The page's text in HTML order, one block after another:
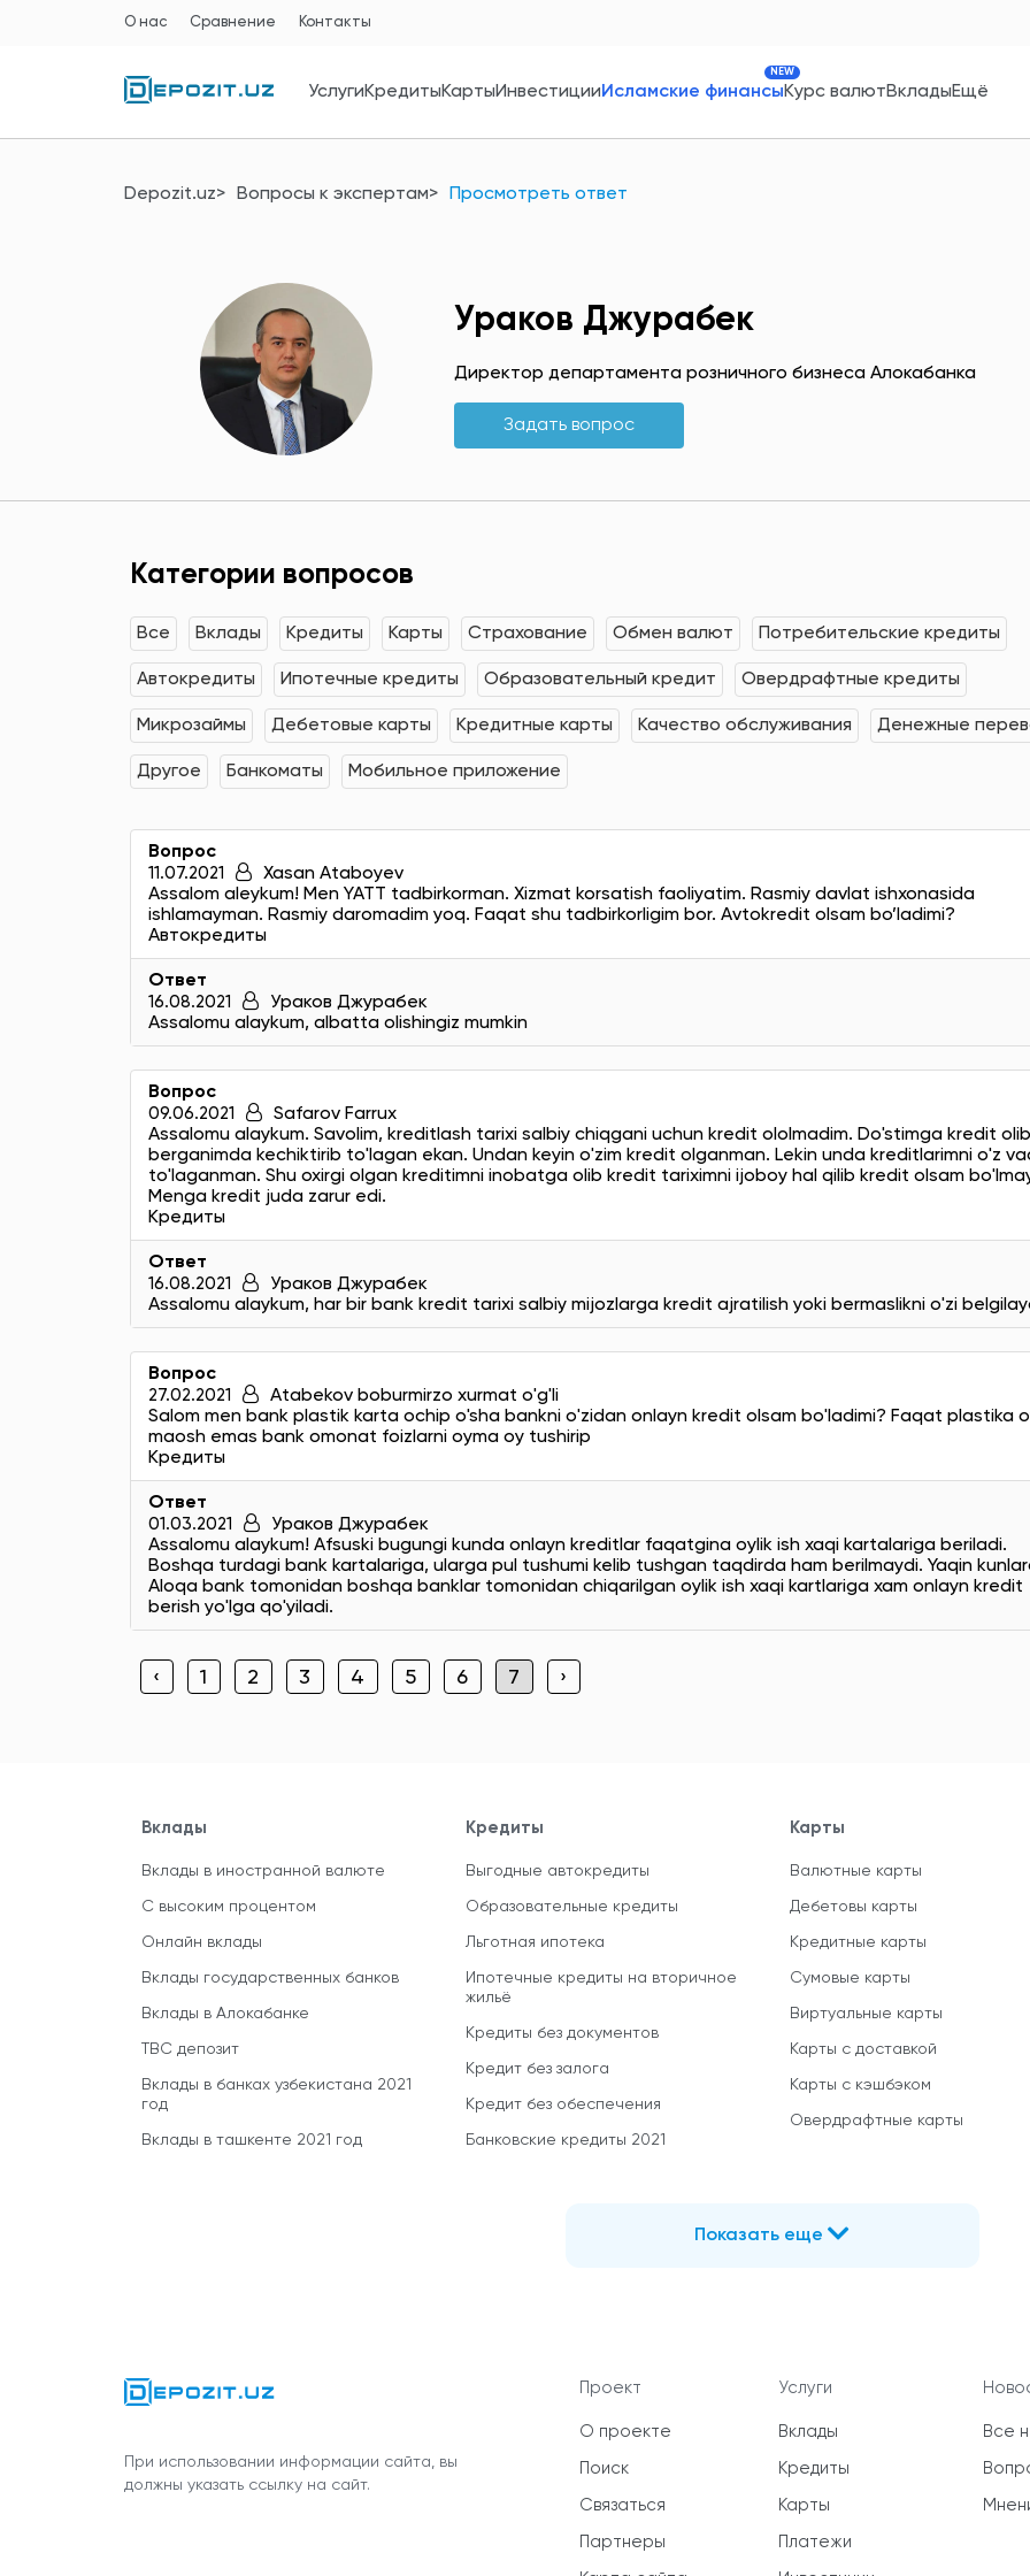
О нас Сравнение Контакты
УслугиКредитыКартыИнвестицииИсламские финансы
NEW
Курс валютВкладыЕщё
Depozit.uz Вопросы к экспертам Просмотреть ответ
Ураков Джурабек
Директор департамента розничного бизнеса Алокабанка
Задать вопрос
Категории вопросов
Все Вклады Кредиты Карты Страхование Обмен валют Потребительские кредиты
Автокредиты Ипотечные кредиты Образовательный кредит Овердрафтные кредиты
Микрозаймы Дебетовые карты Кредитные карты Качество обслуживания Денежные
Другое Банкоматы Мобильное приложение
Вопрос
11.07.2021
Xasan Ataboyev
Assalom aleykum! Men YATT tadbirkorman. Xizmat korsatish faoliyatim. Rasmiy davlat ishxonasida
ishlamayman. Rasmiy daromadim yoq. Faqat shu tadbirkorligim bor. Avtokredit olsam bo’ladimi?
Автокредиты
Ответ
16.08.2021
Ураков Джурабек
Assalomu alaykum, albatta olishingiz mumkin
Вопрос
09.06.2021
Safarov Farrux
Assalomu alaykum. Savolim, kreditlash tarixi salbiy chiqgani uchun kredit ololmadim. Do'stimga kredit olib
berganimda kechiktirib to'lagan ekan. Undan keyin o'zim kredit olganman. Lekin unda kreditlarimni o'z
to'laganman. Shu oxirgi olgan kreditimni inobatga olib kredit tariximni ijoboy hal qilib kredit olsam
Menga kredit juda zarur edi.
Кредиты
Ответ
16.08.2021
Ураков Джурабек
Assalomu alaykum, har bir bank kredit tarixi salbiy mijozlarga kredit ajratilish yoki bermaslikni o'zi
Вопрос
27.02.2021
Atabekov boburmirzo xurmat o'g'li
Salom men bank plastik karta ochip o'sha bankni o'zidan onlayn kredit olsam bo'ladimi? Faqat plastika
maosh emas bank omonat foizlarni oyma oy tushirip
Кредиты
Ответ
01.03.2021
Ураков Джурабек
Assalomu alaykum! Afsuski bugungi kunda onlayn kreditlar faqatgina oylik ish xaqi kartalariga beriladi.
Boshqa turdagi bank kartalariga, ularga pul tushumi kelib tushgan taqdirda ham berilmaydi. Yaqin
Aloqa bank tomonidan boshqa banklar tomonidan chiqarilgan oylik ish xaqi kartlariga xam onlayn kredit
berish yo'lga qo'yiladi.
‹ 1 2 3 4 5 6 7 ›
Вклады
Вклады в иностранной валюте
С высоким процентом
Онлайн вклады
Вклады государственных банков
Вклады в Алокабанке
TBC депозит
Вклады в банках узбекистана 2021
год
Вклады в ташкенте 2021 год
Кредиты
Выгодные автокредиты
Образовательные кредиты
Льготная ипотека
Ипотечные кредиты на вторичное
жильё
Кредиты без документов
Кредит без залога
Кредит без обеспечения
Банковские кредиты 2021
Карты
Валютные карты
Дебетовы карты
Кредитные карты
Сумовые карты
Виртуальные карты
Карты с доставкой
Карты с кэшбэком
Овердрафтные карты
Показать еще
При использовании информации сайта, вы
должны указать ссылку на сайт.
Проект
О проекте
Поиск
Связаться
Партнеры
Услуги
Вклады
Кредиты
Карты
Платежи
Все